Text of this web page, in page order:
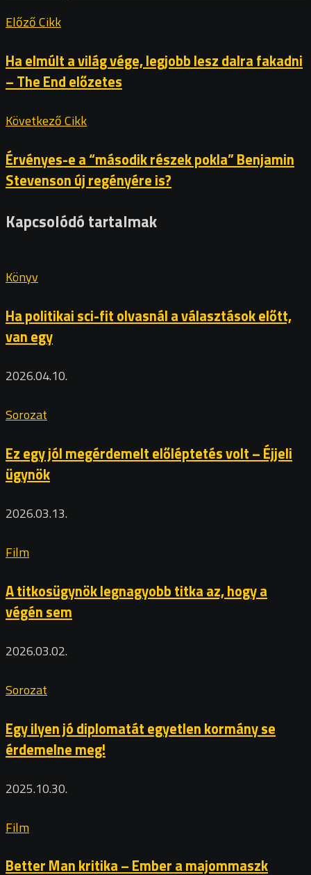
Előző Cikk
Ha elmúlt a világ vége, legjobb lesz dalra fakadni
– The End előzetes
Következő Cikk
Érvényes-e a “második részek pokla” Benjamin
Stevenson új regényére is?
Kapcsolódó tartalmak
Könyv
Ha politikai sci-fit olvasnál a választások előtt,
van egy
2026.04.10.
Sorozat
Ez egy jól megérdemelt előléptetés volt – Éjjeli
ügynök
2026.03.13.
Film
A titkosügynök legnagyobb titka az, hogy a
végén sem
2026.03.02.
Sorozat
Egy ilyen jó diplomatát egyetlen kormány se
érdemelne meg!
2025.10.30.
Film
Better Man kritika – Ember a majommaszk